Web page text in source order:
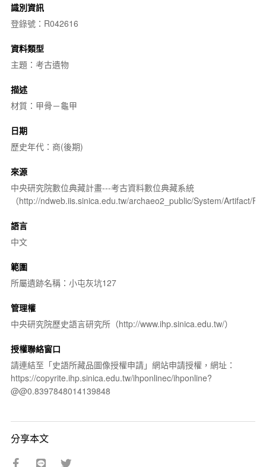
識別資訊
登錄號：R042616
資料類型
主題：考古遺物
描述
材質：甲骨－龜甲
日期
歷史年代：商(後期)
來源
中央研究院數位典藏計畫---考古資料數位典藏系統
（http://ndweb.iis.sinica.edu.tw/archaeo2_public/System/Artifact/
語言
中文
範圍
所屬遺跡名稱：小屯灰坑127
管理權
中央研究院歷史語言研究所（http://www.ihp.sinica.edu.tw/）
授權聯絡窗口
請連結至「史語所藏品圖像授權申請」網站申請授權，網址：
https://copyrite.ihp.sinica.edu.tw/ihponlinec/ihponline?
@@0.8397848014139848
分享本文